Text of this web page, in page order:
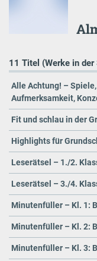
11 Titel (Werke in
Alle Achtung! –
Aufmerksamkeit,
Fit und schlau in der
Highlights für
Leserätsel – 1./2.
Leserätsel – 3./4.
Minutenfüller – Kl. 1:
Minutenfüller – Kl. 2:
Minutenfüller – Kl. 3: